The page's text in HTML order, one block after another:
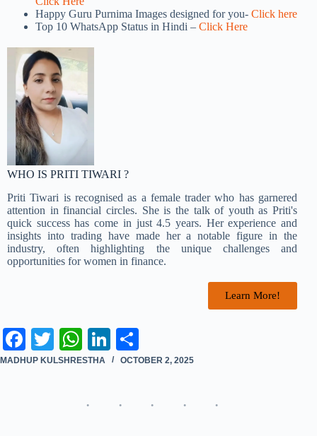
Happy Guru Purnima Images designed for you- Click here
Top 10 WhatsApp Status in Hindi – Click Here
WHO IS PRITI TIWARI ?
Priti Tiwari is recognised as a female trader who has garnered
attention in financial circles. She is the talk of youth as Priti's
quick success has come in just 4.5 years. Her experience and
insights into trading have made her a notable figure in the
industry, often highlighting the unique challenges and
opportunities for women in finance.
Learn More!
Fa
ce
T
wi
W
ha
A
Li
nk
In
ha
MADHUP KULSHRESTHA OCTOBER 2, 2025